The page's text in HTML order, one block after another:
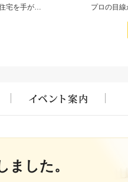
ました。
プロの目
玉名市・玉名郡・荒尾市の高気密・高断熱・ローコスト住宅を手がける工務店ならむらたのいえ